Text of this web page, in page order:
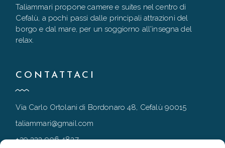
Taliammari propone camere e suites nel centro di
Cefalù, a pochi passi dalle principali attrazioni del
borgo e dal mare, per un soggiorno all'insegna del
relax.
CONTATTACI
Via Carlo Ortolani di Bordonaro 48, Cefalù 90015
taliammari@gmail.com
+39 333 906 4837